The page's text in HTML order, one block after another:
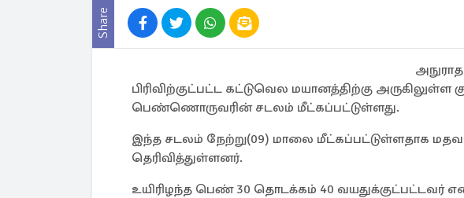
Share
பிரிவிற்குட்பட்ட கட்டுவெல மயானத்திற்கு அருகிலுள்ள
பெண்ணொருவரின் சடலம் மீட்கப்பட்டுள்ளது.
இந்த சடலம் நேற்று(09) மாலை மீட்கப்பட்டுள்ளதாக
தெரிவித்துள்ளனர்.
உயிரிழந்த பெண் 30 தொடக்கம் 40 வயதுக்குட்பட்டவர்